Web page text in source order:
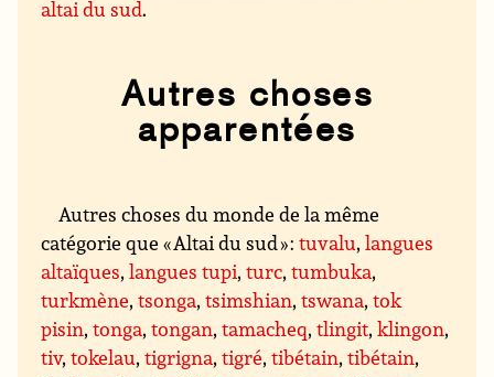
altai du sud.
Autres choses
apparentées
Autres choses du monde de la même
catégorie que « Altai du sud » :tuvalu,langues
altaïques,langues tupi,turc,tumbuka,
turkmène,tsonga,tsimshian,tswana,tok
pisin,tonga,tongan,tamacheq,tlingit,klingon,
tiv,tokelau,tigrigna,tigré,tibétain,tibétain,